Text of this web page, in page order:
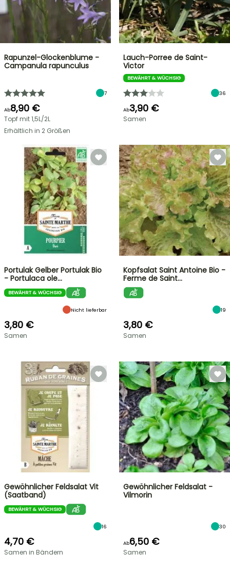
Rapunzel-Glockenblume -
Campanula rapunculus
7
Ab8,90 €
Topf mit 1,5L/2L
Erhältlich in 2 Größen
Lauch-Porree de Saint-
Victor
BEWÄHRT & WÜCHSIG
36
Ab3,90 €
Samen
Portulak Gelber Portulak Bio
- Portulaca ole…
BEWÄHRT & WÜCHSIG
Nicht lieferbar
3,80 €
Samen
Kopfsalat Saint Antoine Bio -
Ferme de Saint…
19
3,80 €
Samen
Gewöhnlicher Feldsalat Vit
(Saatband)
BEWÄHRT & WÜCHSIG
16
4,70 €
Samen in Bändern
Gewöhnlicher Feldsalat -
Vilmorin
30
Ab6,50 €
Samen